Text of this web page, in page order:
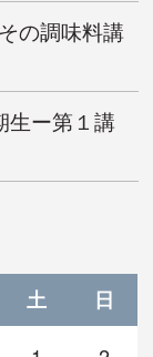
の調味料講
ー第１講
土 日